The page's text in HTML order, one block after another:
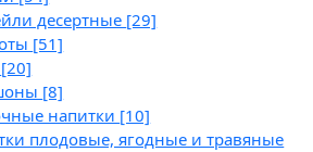
десертные [29]
[51]
[20]
[8]
напитки [10]
плодовые, ягодные и травяные